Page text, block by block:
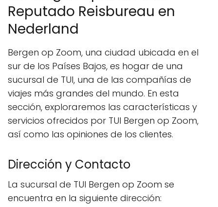
Reputado Reisbureau en
Nederland
Bergen op Zoom, una ciudad ubicada en el
sur de los Países Bajos, es hogar de una
sucursal de TUI, una de las compañías de
viajes más grandes del mundo. En esta
sección, exploraremos las características y
servicios ofrecidos por TUI Bergen op Zoom,
así como las opiniones de los clientes.
Dirección y Contacto
La sucursal de TUI Bergen op Zoom se
encuentra en la siguiente dirección: